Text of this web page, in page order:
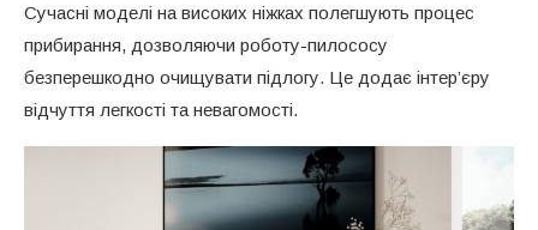
Сучасні моделі на високих ніжках полегшують процес
прибирання, дозволяючи роботу-пилососу
безперешкодно очищувати підлогу. Це додає інтер’єру
відчуття легкості та невагомості.